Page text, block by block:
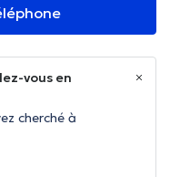
vous en
cherché à